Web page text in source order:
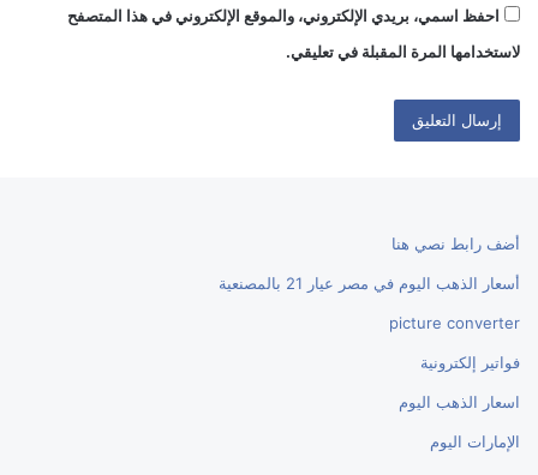
احفظ اسمي، بريدي الإلكتروني، والموقع الإلكتروني في هذا المتصفح
لاستخدامها المرة المقبلة في تعليقي.
أضف رابط نصي هنا
أسعار الذهب اليوم في مصر عيار 21 بالمصنعية
picture converter
فواتير إلكترونية
اسعار الذهب اليوم
الإمارات اليوم